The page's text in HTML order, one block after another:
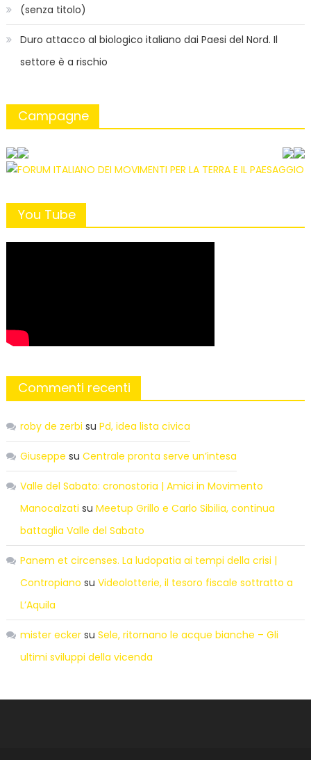
(senza titolo)
Duro attacco al biologico italiano dai Paesi del Nord. Il
settore è a rischio
Campagne
You Tube
Commenti recenti
roby de zerbi su Pd, idea lista civica
Giuseppe su Centrale pronta serve un’intesa
Valle del Sabato: cronostoria | Amici in Movimento
Manocalzati su Meetup Grillo e Carlo Sibilia, continua
battaglia Valle del Sabato
Panem et circenses. La ludopatia ai tempi della crisi |
Contropiano su Videolotterie, il tesoro fiscale sottratto a
L’Aquila
mister eckersu Sele, ritornano le acque bianche – Gli
ultimi sviluppi della vicenda